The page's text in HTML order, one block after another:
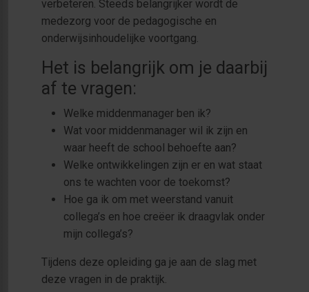
verbeteren. Steeds belangrijker wordt de
medezorg voor de pedagogische en
onderwijsinhoudelijke voortgang.
Het is belangrijk om je daarbij
af te vragen:
Welke middenmanager ben ik?
Wat voor middenmanager wil ik zijn en
waar heeft de school behoefte aan?
Welke ontwikkelingen zijn er en wat staat
ons te wachten voor de toekomst?
Hoe ga ik om met weerstand vanuit
collega’s en hoe creëer ik draagvlak onder
mijn collega’s?
Tijdens deze opleiding ga je aan de slag met
deze vragen in de praktijk.